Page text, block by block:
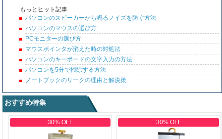
もっとヒット記事
パソコンのスピーカーから鳴るノイズを防ぐ方法
パソコンのマウスの選び方
PCモニターの選び方
マウスポインタが消えた時の対処法
パソコンのキーボードの文字入力の方法
パソコンを5分で掃除する方法
ノートブックのリークの理由と解決策
おすすめ特集
30% OFF 30% OFF